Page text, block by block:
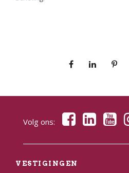
Volg ons:
VESTIGINGEN